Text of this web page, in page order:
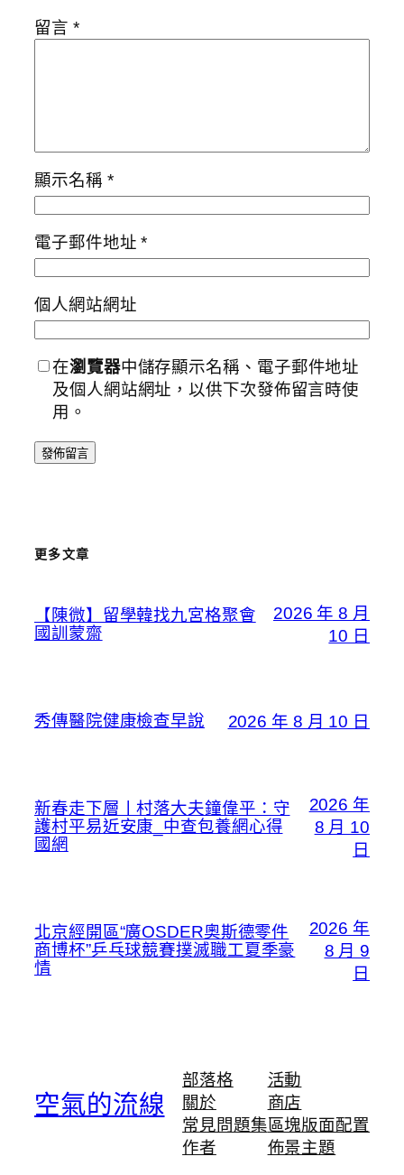
留言 *
顯示名稱 *
電子郵件地址*
個人網站網址
在瀏覽器中儲存顯示名稱、電子郵件地址
及個人網站網址，以供下次發佈留言時使
用。
更多文章
【陳微】留學韓找九宮格聚會
國訓蒙齋
2026 年 8 月
10 日
秀傳醫院健康檢查早說 2026 年 8 月 10 日
新春走下層丨村落大夫鐘偉平：守
護村平易近安康_中查包養網心得
國網
2026 年
8 月 10
日
北京經開區“廣OSDER奧斯德零件
商博杯”乒乓球競賽撲滅職工夏季豪
情
2026 年
8 月 9
日
空氣的流線
部落格
關於
常見問題集
作者
活動
商店
區塊版面配置
佈景主題